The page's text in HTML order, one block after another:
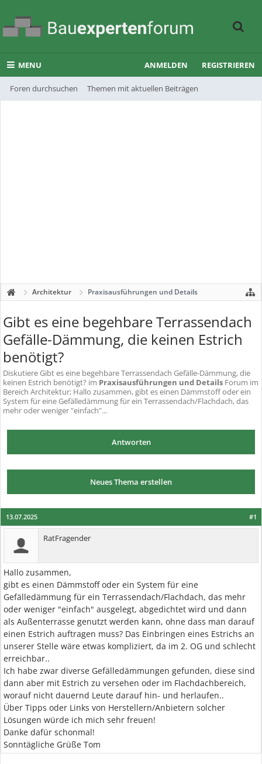
MENU
Foren durchsuchen Themen mit aktuellen Beiträgen
ANMELDEN REGISTRIEREN
Architektur Praxisausführungen und Details
Gibt es eine begehbare Terrassendach
Gefälle-Dämmung, die keinen Estrich
benötigt?
DiskutiereGibt es eine begehbare Terrassendach Gefälle-Dämmung, die
keinen Estrich benötigt? im Praxisausführungen und Details Forum im
Bereich Architektur; Hallo zusammen, gibt es einen Dämmstoff oder ein
System für eine Gefälledämmung für ein Terrassendach/Flachdach, das
mehr oder weniger "einfach"...
Antworten
Neues Thema erstellen
#1
13.07.2025
RatFragender
Hallo zusammen,
gibt es einen Dämmstoff oder ein System für eine
Gefälledämmung für ein Terrassendach/Flachdach, das mehr
oder weniger "einfach" ausgelegt, abgedichtet wird und dann
als Außenterrasse genutzt werden kann, ohne dass man darauf
einen Estrich auftragen muss? Das Einbringen eines Estrichs an
unserer Stelle wäre etwas kompliziert, da im 2. OG und schlecht
erreichbar..
Ich habe zwar diverse Gefälledämmungen gefunden, diese sind
dann aber mit Estrich zu versehen oder im Flachdachbereich,
worauf nicht dauernd Leute darauf hin- und herlaufen..
Über Tipps oder Links von Herstellern/Anbietern solcher
Lösungen würde ich mich sehr freuen!
Danke dafür schonmal!
Sonntägliche Grüße Tom